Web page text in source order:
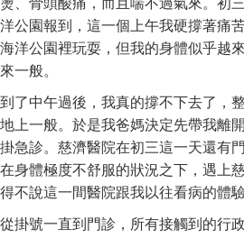
燙、骨頭酸痛，而且喘不過氣來。初
洋公園報到，這一個上午我硬撐著痛
海洋公園裡玩耍，但我的身體似乎越
來一般。
到了中午過後，我真的撐不下去了，
地上一般。於是我爸媽決定先帶我離
掛急診。慈濟醫院在初三這一天還有
在身體極度不舒服的狀況之下，遇上
得不說這一間醫院跟我以往看病的體驗
從掛號一直到門診，所有接觸到的行